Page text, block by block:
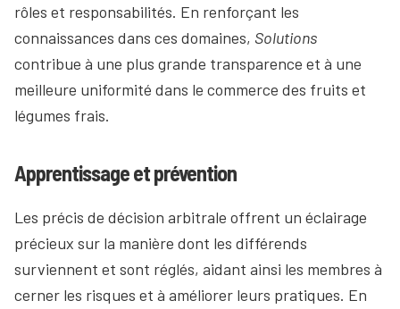
rôles et responsabilités. En renforçant les
connaissances dans ces domaines, Solutions
contribue à une plus grande transparence et à une
meilleure uniformité dans le commerce des fruits et
légumes frais.
Apprentissage et prévention
Les précis de décision arbitrale offrent un éclairage
précieux sur la manière dont les différends
surviennent et sont réglés, aidant ainsi les membres à
cerner les risques et à améliorer leurs pratiques. En